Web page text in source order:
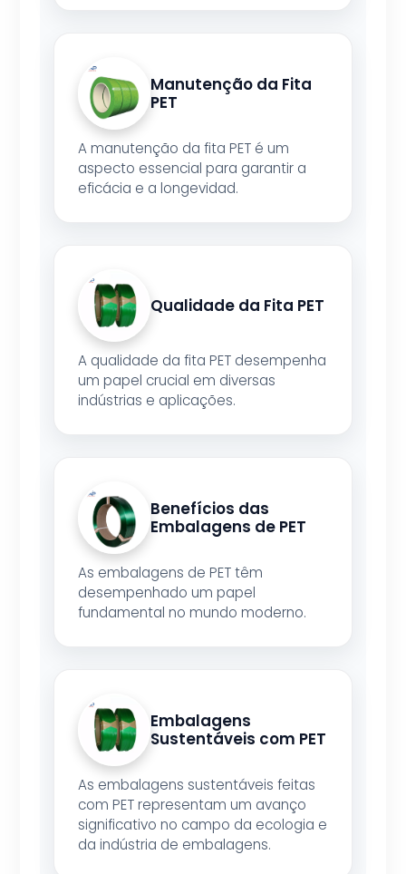
Manutenção da Fita
PET
A manutenção da fita PET é um
aspecto essencial para garantir a
eficácia e a longevidad.
Qualidade da Fita PET
A qualidade da fita PET desempenha
um papel crucial em diversas
indústrias e aplicações.
Benefícios das
Embalagens de PET
As embalagens de PET têm
desempenhado um papel
fundamental no mundo moderno.
Embalagens
Sustentáveis com PET
As embalagens sustentáveis feitas
com PET representam um avanço
significativo no campo da ecologia e
da indústria de embalagens.